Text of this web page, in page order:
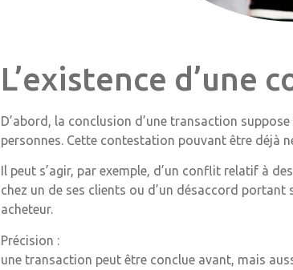
L’existence d’une
D’abord, la conclusion d’une transaction
personnes. Cette contestation pouvant être déjà
Il peut s’agir, par exemple, d’un conflit relatif à
chez un de ses clients ou d’un désaccord
acheteur.
Précision :
une transaction peut être conclue avant, mais